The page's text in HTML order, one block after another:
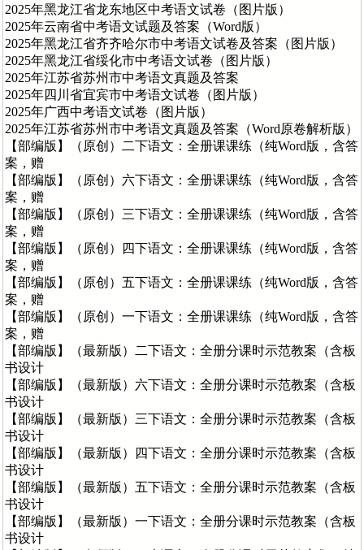
2025年黑龙江省龙东地区中考语文试卷（图片版）
2025年云南省中考语文试题及答案（Word版）
2025年黑龙江省齐齐哈尔市中考语文试卷及答案（图片版）
2025年黑龙江省绥化市中考语文试卷（图片版）
2025年江苏省苏州市中考语文真题及答案
2025年四川省宜宾市中考语文试卷（图片版）
2025年广西中考语文试卷（图片版）
2025年江苏省苏州市中考语文真题及答案（Word原卷解析版）
【部编版】（原创）二下语文：全册课课练（纯Word版，含答
案，赠
【部编版】（原创）六下语文：全册课课练（纯Word版，含答
案，赠
【部编版】（原创）三下语文：全册课课练（纯Word版，含答
案，赠
【部编版】（原创）四下语文：全册课课练（纯Word版，含答
案，赠
【部编版】（原创）五下语文：全册课课练（纯Word版，含答
案，赠
【部编版】（原创）一下语文：全册课课练（纯Word版，含答
案，赠
【部编版】（最新版）二下语文：全册分课时示范教案（含板
书设计
【部编版】（最新版）六下语文：全册分课时示范教案（含板
书设计
【部编版】（最新版）三下语文：全册分课时示范教案（含板
书设计
【部编版】（最新版）四下语文：全册分课时示范教案（含板
书设计
【部编版】（最新版）五下语文：全册分课时示范教案（含板
书设计
【部编版】（最新版）一下语文：全册分课时示范教案（含板
书设计